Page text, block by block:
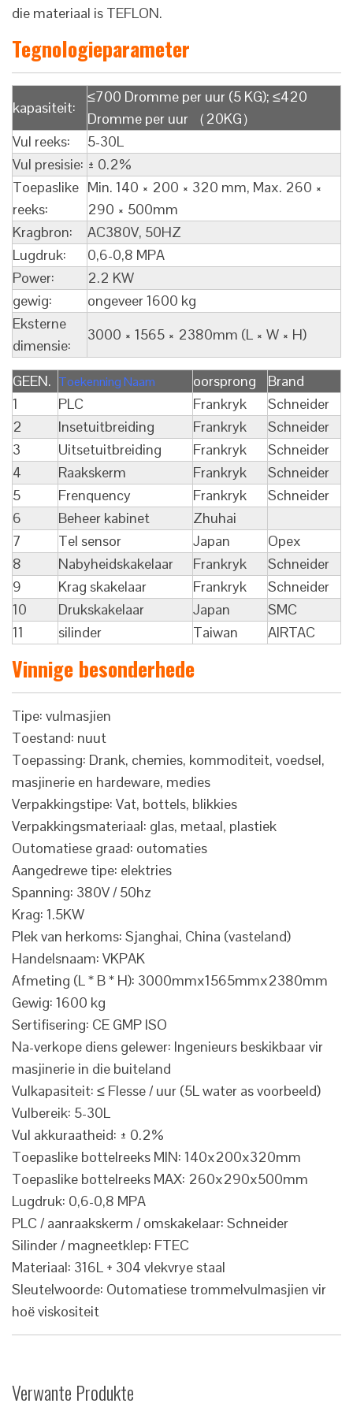
die materiaal is TEFLON.
Tegnologieparameter
kapasiteit:
≤700 Dromme per uur (5 KG); ≤420
Dromme per uur （20KG）
Vul reeks:
5-30L
Vul presisie: ± 0.2%
Toepaslike
reeks:
Min. 140 × 200 × 320 mm, Max. 260 ×
290 × 500mm
Kragbron:
AC380V, 50HZ
Lugdruk:
0,6-0,8 MPA
Power:
2.2 KW
gewig:
ongeveer 1600 kg
Eksterne
dimensie:
3000 × 1565 × 2380mm (L × W × H)
GEEN. Toekenning Naam oorsprong
Brand
1
PLC Frankryk
Schneider
2
Insetuitbreiding Frankryk
Schneider
3
Uitsetuitbreiding Frankryk
Schneider
4
Raakskerm Frankryk
Schneider
5
Frenquency Frankryk
Schneider
6
Beheer kabinet
Zhuhai
7
Tel sensor Japan
Opex
8
Nabyheidskakelaar Frankryk
Schneider
9
Krag skakelaar Frankryk
Schneider
10
Drukskakelaar Japan
SMC
11
silinder Taiwan AIRTAC
Vinnige besonderhede
Tipe: vulmasjien
Toestand: nuut
Toepassing: Drank, chemies, kommoditeit, voedsel,
masjinerie en hardeware, medies
Verpakkingstipe: Vat, bottels, blikkies
Verpakkingsmateriaal: glas, metaal, plastiek
Outomatiese graad: outomaties
Aangedrewe tipe: elektries
Spanning: 380V / 50hz
Krag: 1.5KW
Plek van herkoms: Sjanghai, China (vasteland)
Handelsnaam: VKPAK
Afmeting (L * B * H): 3000mmx1565mmx2380mm
Gewig: 1600 kg
Sertifisering: CE GMP ISO
Na-verkope diens gelewer: Ingenieurs beskikbaar vir
masjinerie in die buiteland
Vulkapasiteit: ≤ Flesse / uur (5L water as voorbeeld)
Vulbereik: 5-30L
Vul akkuraatheid: ± 0.2%
Toepaslike bottelreeks MIN: 140x200x320mm
Toepaslike bottelreeks MAX: 260x290x500mm
Lugdruk: 0,6-0,8 MPA
PLC / aanraakskerm / omskakelaar: Schneider
Silinder / magneetklep: FTEC
Materiaal: 316L + 304 vlekvrye staal
Sleutelwoorde: Outomatiese trommelvulmasjien vir
hoë viskositeit
Verwante Produkte